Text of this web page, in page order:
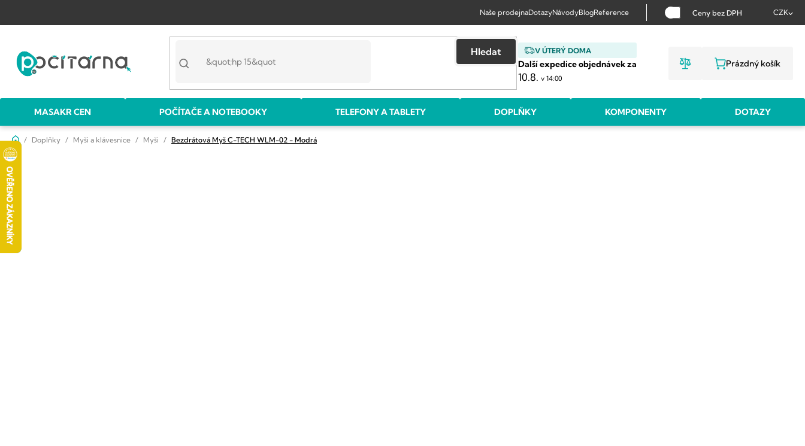
obsah
Naše prodejnaDotazyNávodyBlogReference Ceny bez DPH CZK
V ÚTERÝ DOMA
Další expedice objednávek za
10.8.v 14:00
Hledat
NÁKUPNÍ
Prázdný košík
MASAKR CEN POČÍTAČE A NOTEBOOKY TELEFONY A TABLETY DOPLŇKY KOMPONENTY DOTAZY
DomůDoplňky Myši a klávesnice Myši Bezdrátová Myš C-TECH WLM-02 - Modrá